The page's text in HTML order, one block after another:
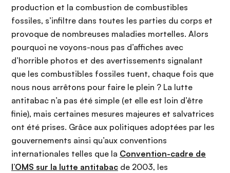
production et la combustion de combustibles
fossiles, s’infiltre dans toutes les parties du corps et
provoque de nombreuses maladies mortelles. Alors
pourquoi ne voyons-nous pas d’affiches avec
d’horrible photos et des avertissements signalant
que les combustibles fossiles tuent, chaque fois que
nous nous arrêtons pour faire le plein ? La lutte
antitabac n’a pas été simple (et elle est loin d’être
finie), mais certaines mesures majeures et salvatrices
ont été prises. Grâce aux politiques adoptées par les
gouvernements ainsi qu’aux conventions
internationales telles que la Convention-cadre de
l’OMS sur la lutte antitabac de 2003, les